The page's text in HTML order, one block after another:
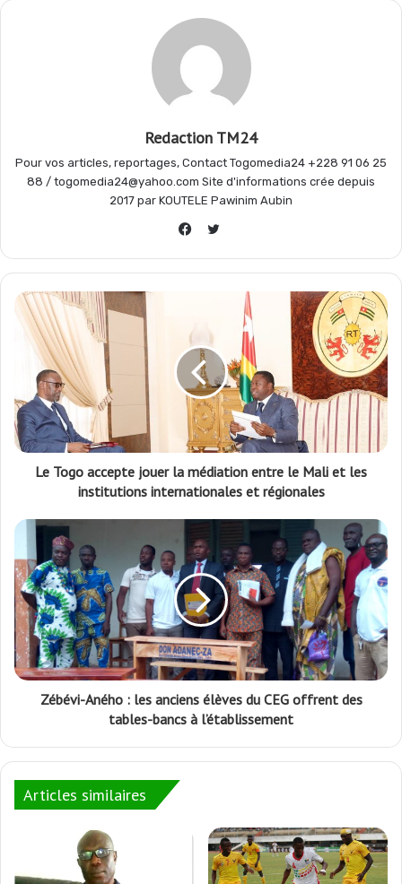
a
Redaction TM24
Pour vos articles, reportages, Contact Togomedia24 +228 91 06 25
88 / togomedia24@yahoo.com Site d'informations crée depuis
2017 par KOUTELE Pawinim Aubin
Twitter
Le Togo accepte jouer la médiation entre le Mali et les
institutions internationales et régionales
Zébévi-Aného : les anciens élèves du CEG offrent des
tables-bancs à l’établissement
Articles similaires